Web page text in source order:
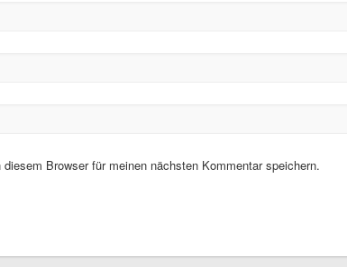
Browser für meinen nächsten Kommentar speichern.